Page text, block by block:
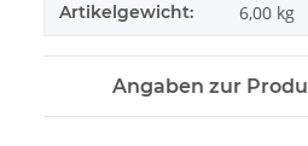
Artikelgewicht: 6,00 kg
Angaben zur